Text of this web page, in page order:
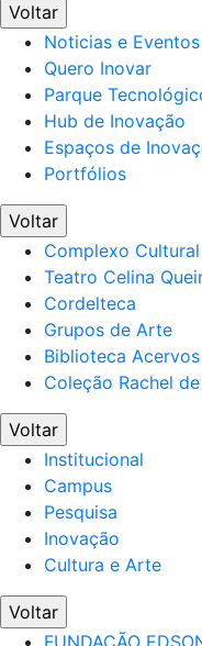
Voltar
Noticias e Eventos
Quero Inovar
Parque
Hub de Inovação
Espaços de
Portfólios
Voltar
Complexo Cultural
Teatro Celina
Cordelteca
Grupos de Arte
Biblioteca
Coleção Rachel
Voltar
Institucional
Campus
Pesquisa
Inovação
Cultura e Arte
Voltar